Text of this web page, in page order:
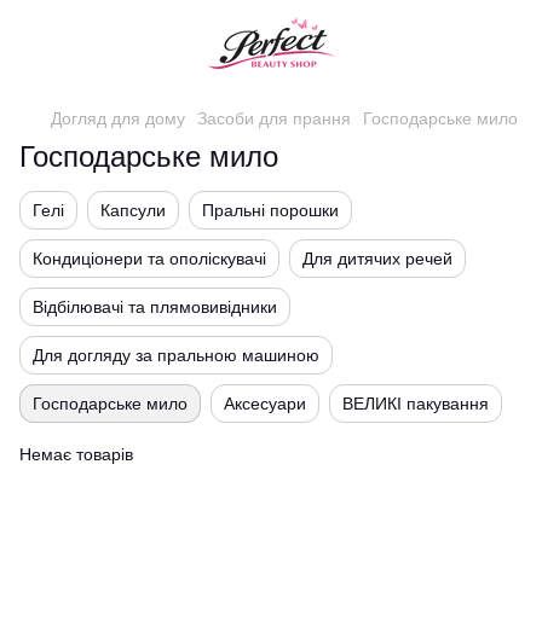
Догляд для дому Засоби для прання Господарське мило
Господарське мило
Гелі Капсули Пральні порошки
Кондиціонери та ополіскувачі Для дитячих речей
Відбілювачі та плямовивідники
Для догляду за пральною машиною
Господарське мило Аксесуари ВЕЛИКІ пакування
Немає товарів